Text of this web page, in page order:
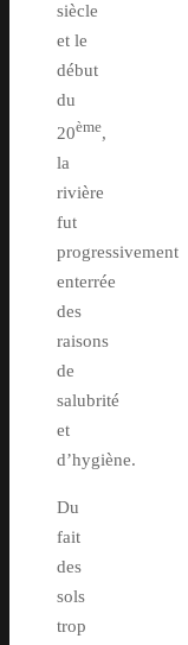
siècle
et le
début
du
20ème,
la
rivière
fut
progressivement
enterrée
des
raisons
de
salubrité
et
d’hygiène.
Du
fait
des
sols
trop